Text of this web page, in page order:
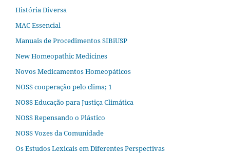
História Diversa
MAC Essencial
Manuais de Procedimentos SIBiUSP
New Homeopathic Medicines
Novos Medicamentos Homeopáticos
NOSS cooperação pelo clima; 1
NOSS Educação para Justiça Climática
NOSS Repensando o Plástico
NOSS Vozes da Comunidade
Os Estudos Lexicais em Diferentes Perspectivas